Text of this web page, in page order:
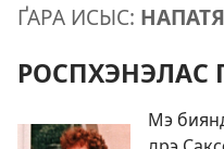
ҐАРА ИСЫС:
РОСПХЭНЭЛАС
Мэ